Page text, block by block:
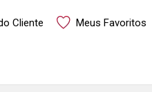
Cliente Meus Favoritos